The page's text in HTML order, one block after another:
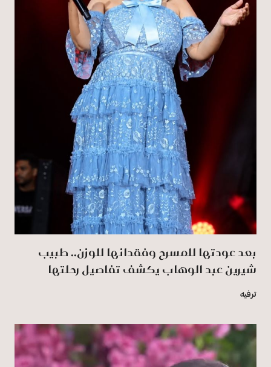
بعد عودتها للمسرح وفقدانها للوزن.. طبيب
شيرين عبد الوهاب يكشف تفاصيل رحلتها
ترفيه